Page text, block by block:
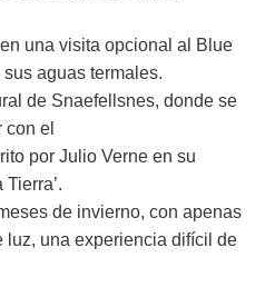
una visita opcional al Blue
aguas termales.
de Snaefellsnes, donde se
el
por Julio Verne en su
de invierno, con apenas
luz, una experiencia difícil de